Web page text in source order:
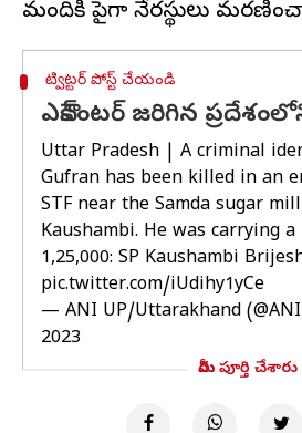
ట్విట్టర్ పోస్ట్ చేయండి
ఎన్‌కౌంటర్ జరిగిన
Uttar Pradesh | A criminal
Gufran has been killed in an
STF near the Samda sugar
Kaushambi. He was carrying
1,25,000: SP Kaushambi
pic.twitter.com/iUdihy1yCe
— ANI UP/Uttarakhand
2023
మీరు పూర్తి చేశారు